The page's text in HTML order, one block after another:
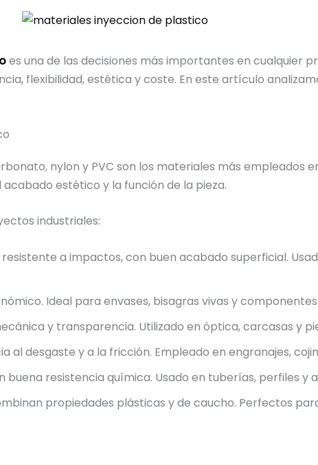
es una de las decisiones más importantes en cualquier
flexibilidad, estética y coste. En este artículo
nylon y PVC son los materiales más empleados
estético y la función de la pieza.
industriales:
resistente a impactos, con buen acabado superficial.
Ideal para envases, bisagras vivas y
y transparencia. Utilizado en óptica, carcasas y
al desgaste y a la fricción. Empleado en engranajes,
buena resistencia química. Usado en tuberías, perfiles y
propiedades plásticas y de caucho. Perfectos